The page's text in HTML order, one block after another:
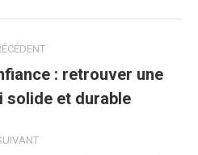
Article
précédent
: retrouver une
solide et durable